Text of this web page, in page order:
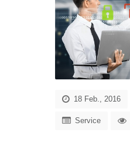
18 Feb., 2016
Service